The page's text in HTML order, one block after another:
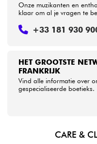
HET GROOTSTE
FRANKRIJK
Vind alle informatie over
gespecialiseerde boetieks.
Onze muzikanten en
klaar om al je vragen te
+33 181 930
CARE &